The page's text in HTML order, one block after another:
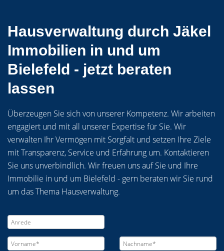
Hausverwaltung durch Jäkel
Immobilien in und um
Bielefeld - jetzt beraten
lassen
Überzeugen Sie sich von unserer Kompetenz. Wir arbeiten
engagiert und mit all unserer Expertise für Sie. Wir
verwalten Ihr Vermögen mit Sorgfalt und setzen Ihre Ziele
mit Transparenz, Service und Erfahrung um. Kontaktieren
Sie uns unverbindlich. Wir freuen uns auf Sie und Ihre
Immobilie in und um Bielefeld - gern beraten wir Sie rund
um das Thema Hausverwaltung.